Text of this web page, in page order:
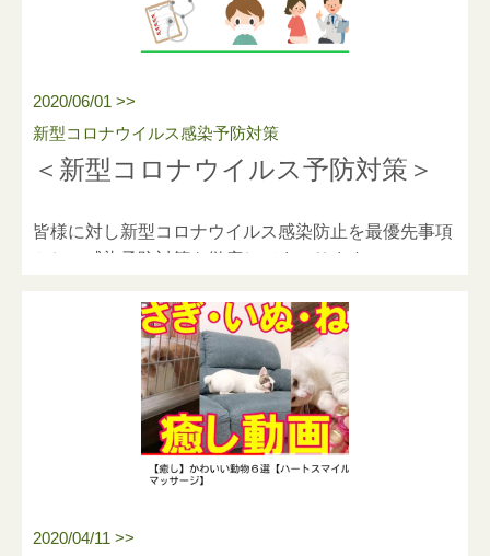
https://youtu.be/JkMzKeH9LXc
訪問マッサージ・鍼灸ってどんなことするの？
https://youtu.be/JkMzKeH9LXc
2020/06/01 >>
新型コロナウイルス感染予防対策
＜新型コロナウイルス予防対策＞
皆様に対し新型コロナウイルス感染防止を最優先事項
とし、感染予防対策を徹底してまいります。
2020/04/11 >>